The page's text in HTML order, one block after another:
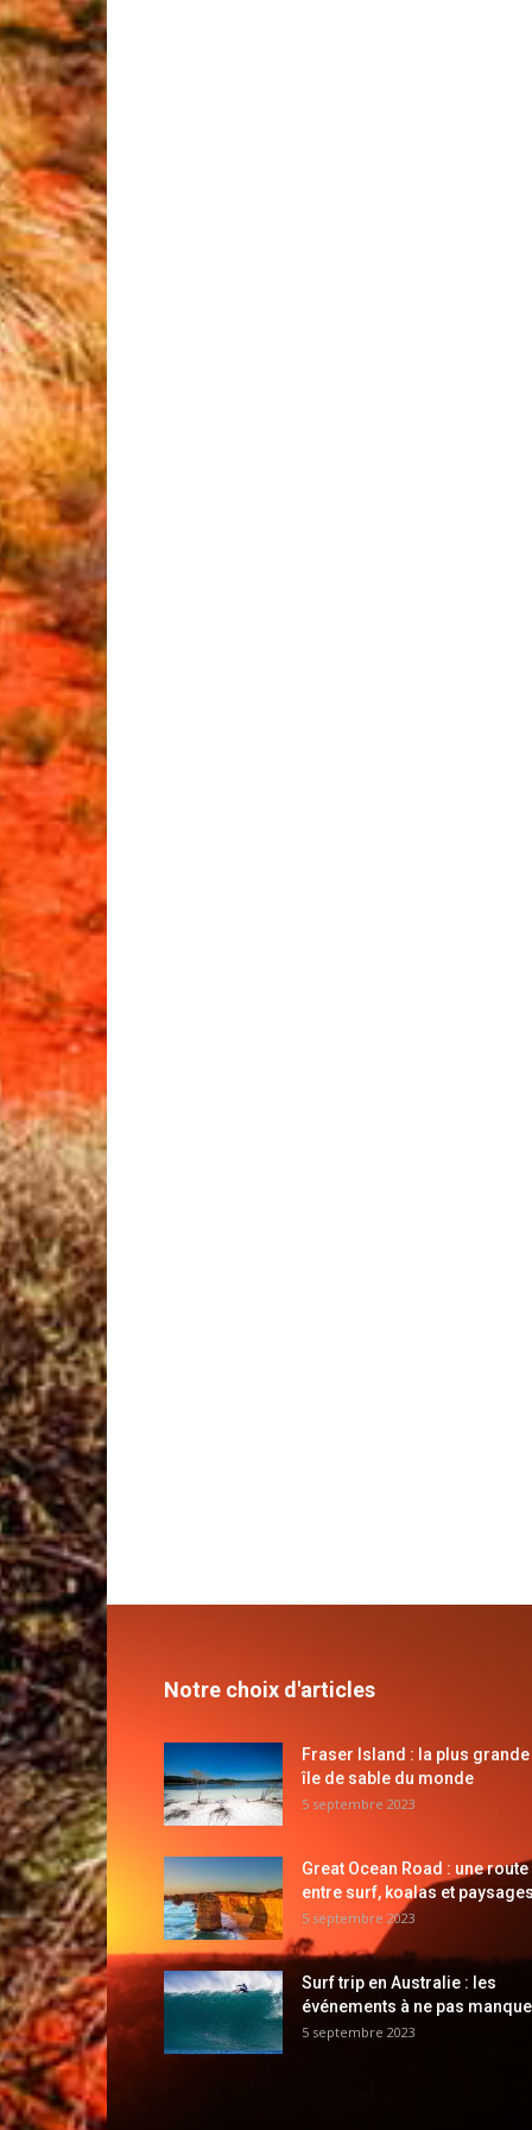
Notre choix d'articles
Fraser Island : la plus grande
île de sable du monde
5 septembre 2023
Great Ocean Road : une route
entre surf, koalas et
5 septembre 2023
Surf trip en Australie : les
événements à ne pas
5 septembre 2023